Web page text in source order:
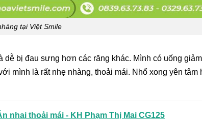
tại Việt Smile
bị đau sưng hơn các răng khác. Mình có uống
mình là rất nhẹ nhàng, thoải mái. Nhổ xong yên tâm
nhai thoải mái - KH Phạm Thị Mai CG125